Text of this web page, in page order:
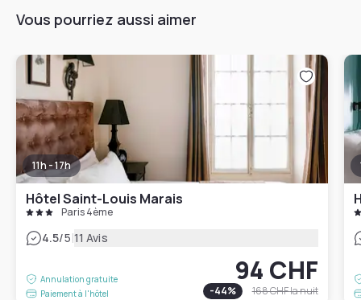
Vous pourriez aussi aimer
11h - 17h
Hôtel Saint-Louis Marais
Paris 4ème
4.5/5|11 Avis
Annulation gratuite
Paiement à l'hôtel
94 CHF
-44% 168 CHFla nuit